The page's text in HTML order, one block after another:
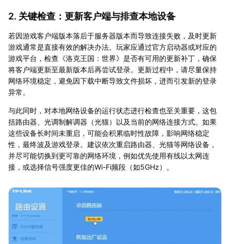
2. 关键检查：更新客户端与排查本地设备
若因游戏客户端版本落后于服务器版本而导致连接失败，及时更新
游戏通常是直接有效的解决办法。玩家应通过官方启动器或对应的
游戏平台，检查《洛克王国：世界》是否有可用的更新补丁，确保
将客户端更新至最新版本后再尝试登录。更新过程中，请尽量保持
网络环境稳定，避免因下载中断导致文件损坏，进而引发新的登录
异常。
与此同时，对本地网络设备的运行状态进行检查也至关重要，这包
括路由器、光调制解调器（光猫）以及当前的网络连接方式。如果
这些设备长时间未重启，可能会积累临时性故障，影响网络稳定
性，最终波及游戏登录。建议依次重启路由器、光猫等网络设备，
并尽可能切换到更可靠的网络环境，例如优先使用有线以太网连
接，或选择信号强度更佳的Wi-Fi频段（如5GHz）。